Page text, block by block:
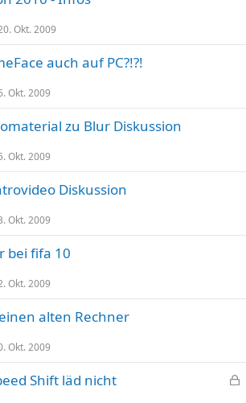
Okt. 2009
auch auf PC?!?!
Okt. 2009
zu Blur Diskussion
Okt. 2009
Diskussion
Okt. 2009
bei fifa 10
Okt. 2009
alten Rechner
Okt. 2009
Shift läd nicht